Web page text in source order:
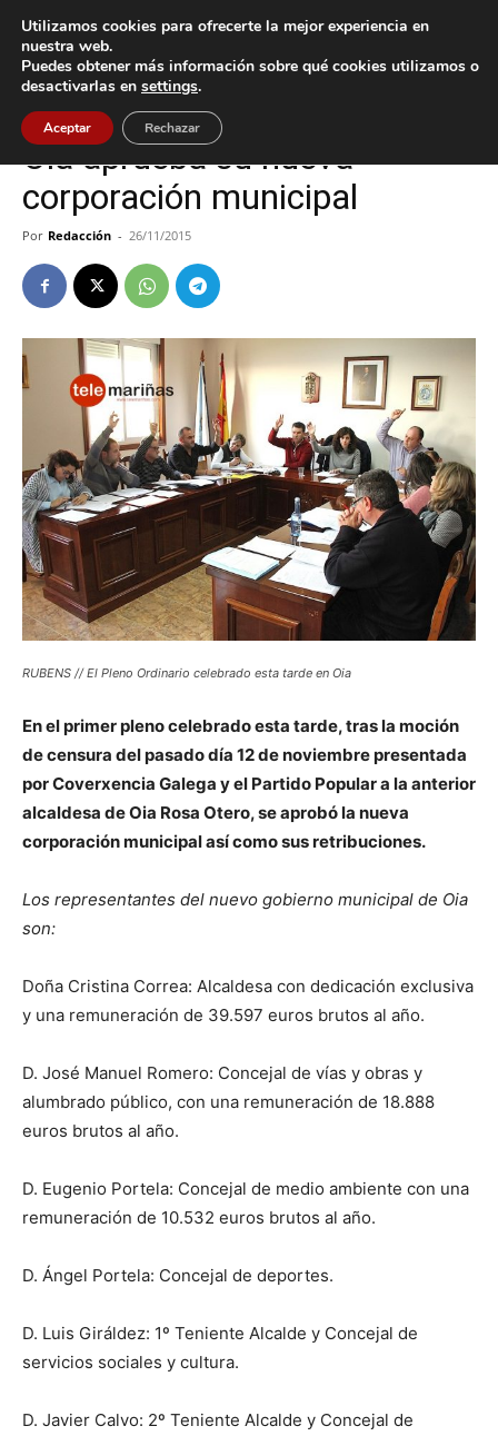
Inicio Oia
Oia
Oia aprueba su nueva
corporación municipal
Por Redacción - 26/11/2015
RUBENS // El Pleno Ordinario celebrado esta tarde en Oia
En el primer pleno celebrado esta tarde, tras la moción
de censura del pasado día 12 de noviembre presentada
por Coverxencia Galega y el Partido Popular a la anterior
alcaldesa de Oia Rosa Otero, se aprobó la nueva
corporación municipal así como sus retribuciones.
Los representantes del nuevo gobierno municipal de Oia
son:
Doña Cristina Correa: Alcaldesa con dedicación exclusiva
y una remuneración de 39.597 euros brutos al año.
D. José Manuel Romero: Concejal de vías y obras y
alumbrado público, con una remuneración de 18.888
euros brutos al año.
D. Eugenio Portela: Concejal de medio ambiente con una
remuneración de 10.532 euros brutos al año.
D. Ángel Portela: Concejal de deportes.
D. Luis Giráldez: 1º Teniente Alcalde y Concejal de
servicios sociales y cultura.
D. Javier Calvo: 2º Teniente Alcalde y Concejal de
Utilizamos cookies para ofrecerte la mejor experiencia en
nuestra web.
Puedes obtener más información sobre qué cookies utilizamos o
desactivarlas en settings.
Aceptar Rechazar